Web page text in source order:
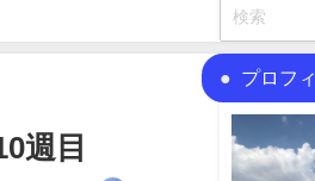
週目
プロフ